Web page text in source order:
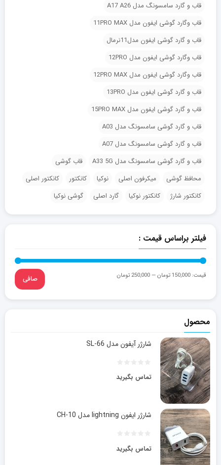
قاب و گارد سامسونگ مدل A17 A26
قاب وگارد گوشی ایفون مدل 11PRO MAX
قاب و گارد گوشی ایفون مدل11نرمال
قاب وگارد گوشی ایفون مدل 12PRO
قاب وگارد گوشی ایفون مدل 12PRO MAX
قاب و گارد گوشی ایفون مدل 13PRO
قاب و گارد گوشی ایفون مدل 15PRO MAX
قاب و گارد گوشی سامسونگ مدل A03
قاب و گارد گوشی سامسونگ مدل A07
قاب و گارد گوشی سامسونگ مدل A33 5G
قاب گوشی
محافظ گوشی
میکرفون اصلی نوکیا کانکتور
کانکتور اصلی
کانکتور شارژ
کانکتور نوکیا گارد اصلی گوشی نوکیا
فیلتر براساس قیمت :
صافی قيمت: 150,000 تومان —250,000 تومان
محصول
شارژر آیفون مدل SL-66
تماس بگیرید
شارژر ایفون lightning مدل CH-10
تماس بگیرید